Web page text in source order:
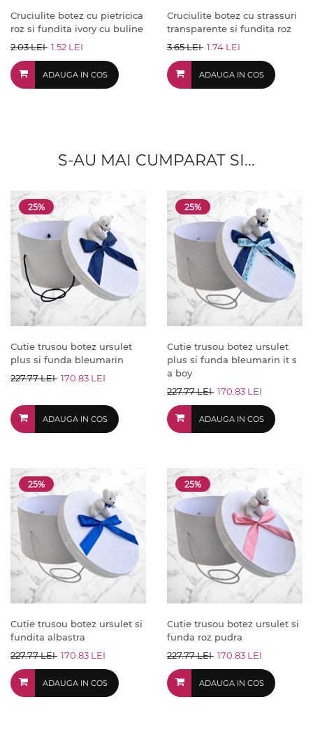
Cruciulite botez cu pietricica
roz si fundita ivory cu buline
2.03 LEI 1.52 LEI
ADAUGA IN COS
Cruciulite botez cu strassuri
transparente si fundita roz
3.65 LEI 1.74 LEI
ADAUGA IN COS
S-AU MAI CUMPARAT SI...
25%
Cutie trusou botez ursulet
plus si funda bleumarin
227.77 LEI 170.83 LEI
ADAUGA IN COS
25%
Cutie trusou botez ursulet
plus si funda bleumarin it s
a boy
227.77 LEI 170.83 LEI
ADAUGA IN COS
25%
Cutie trusou botez ursulet si
fundita albastra
227.77 LEI 170.83 LEI
ADAUGA IN COS
25%
Cutie trusou botez ursulet si
funda roz pudra
227.77 LEI 170.83 LEI
ADAUGA IN COS